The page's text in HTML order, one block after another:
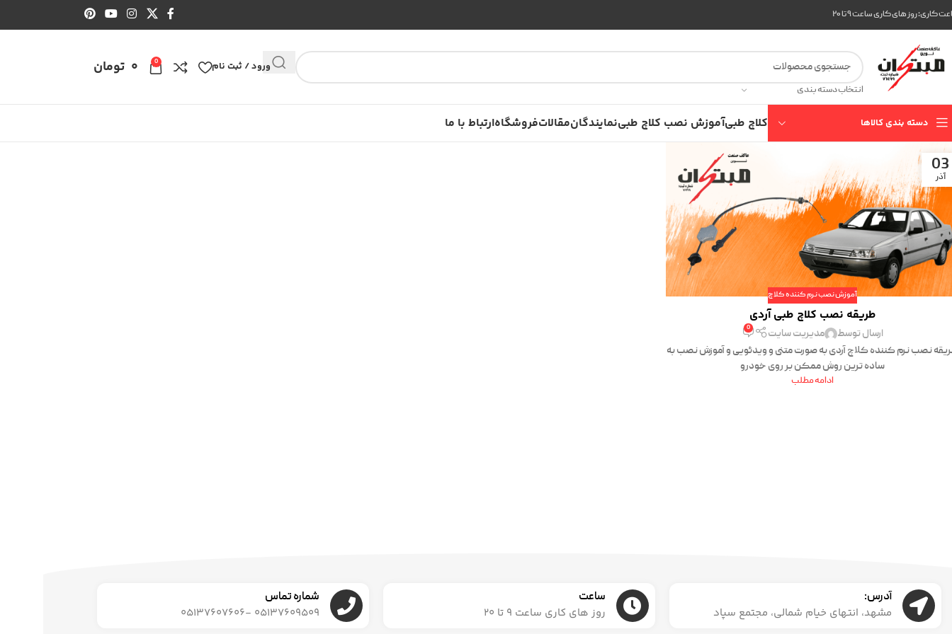
کاری: روز های کاری ساعت ۹ تا ۲۰
انتخاب دسته بندی
ورود / ثبت نام 0
0 تومان
دسته بندی کالاها کلاچ طبیآموزش نصب کلاچ طبینمایندگانمقالاتفروشگاهارتباط با ما
03
آذر
آموزش نصب نرم کننده کلاچ
طریقه نصب کلاچ طبی آردی
ارسال توسط مدیریت سایت 0
نصب نرم کننده کلاچ آردی به صورت متنی و ویدئویی و آموزش نصب به
ساده ترین روش ممکن بر روی خودرو
ادامه مطلب
آدرس:
مشهد، انتهای خیام شمالی، مجتمع سپاد
ساعت
روز های کاری ساعت ۹ تا ۲۰
شماره تماس
05137609509 -05137607606